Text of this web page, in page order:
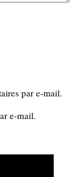
par e-mail.
e-mail.